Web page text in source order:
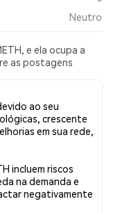
Neutro
e ela ocupa a
as postagens
Por fim, foram
No Twitter, 0.00%
otimista em
pessimista
em relação a
1 tweets.
ao seu
crescente
em sua rede,
incluem riscos
na demanda e
negativamente